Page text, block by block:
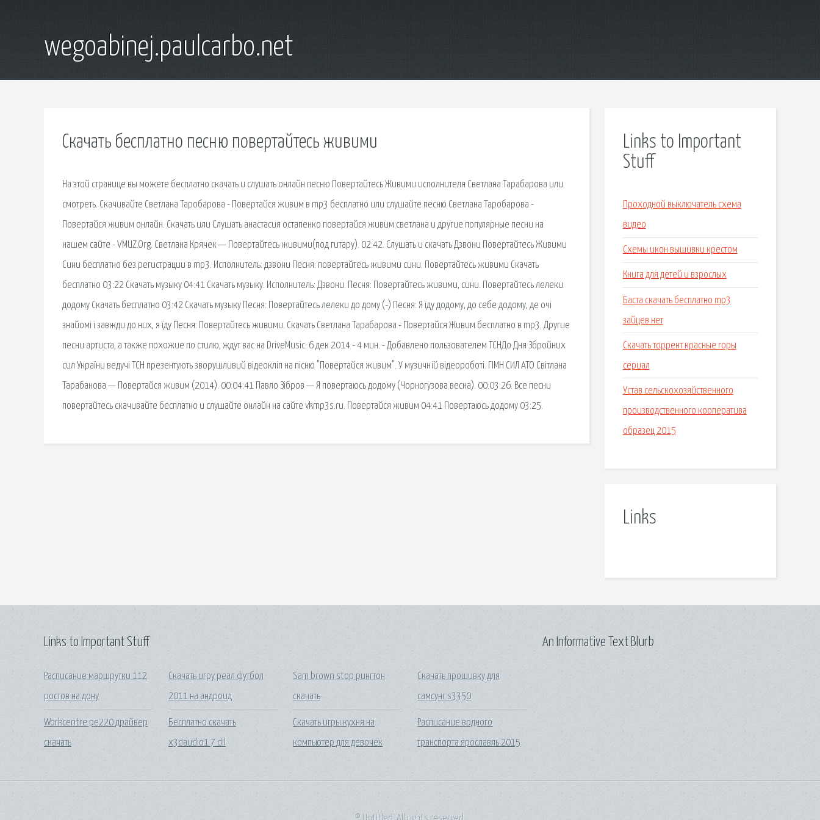
wegoabinej.paulcarbo.net
Скачать бесплатно песню повертайтесь живими
На этой странице вы можете бесплатно скачать и слушать онлайн песню Повертайтесь Живими исполнителя Светлана Тарабарова или
смотреть. Скачивайте Светлана Таробарова - Повертайся живим в mp3 бесплатно или слушайте песню Светлана Таробарова -
Повертайся живим онлайн. Скачать или Слушать анастасия остапенко повертайся живим светлана и другие популярные песни на
нашем сайте - VMUZ.Org. Светлана Крячек — Повертайтесь живими(под гитару). 02:42. Cлушать и скачать Дзвони Повертайтесь Живими
Сини бесплатно без регистрации в mp3. Исполнитель: дзвони Песня: повертайтесь живими сини. Повертайтесь живими Скачать
бесплатно 03:22 Скачать музыку 04:41 Скачать музыку. Исполнитель: Дзвони. Песня: Повертайтесь живими, сини. Повертайтесь лелеки
додому Скачать бесплатно 03:42 Скачать музыку Песня: Повертайтесь лелеки до дому (-) Песня: Я їду додому, до себе додому, де очі
знайомі і завжди до них, я їду Песня: Повертайтесь живими. Скачать Светлана Тарабарова - Повертайся Живим бесплатно в mp3. Другие
песни артиста, а также похожие по стилю, ждут вас на DriveMusic. 6 дек 2014 - 4 мин. - Добавлено пользователем ТСНДо Дня Збройних
сил України ведучі ТСН презентують зворушливий відеокліп на пісню "Повертайся живим". У музичній відеороботі. ГІМН СИЛ АТО Світлана
Тарабанова — Повертайся живим (2014). 00:04:41 Павло Зібров — Я повертаюсь додому (Чорногузова весна). 00:03:26. Все песни
повертайтесь скачивайте бесплатно и слушайте онлайн на сайте vkmp3s.ru. Повертайся живим 04:41 Повертаюсь додому 03:25.
Links to Important
Stuff
Проходной выключатель схема
видео
Схемы икон вышивки крестом
Книга для детей и взрослых
Баста скачать бесплатно mp3
зайцев нет
Скачать торрент красные горы
сериал
Устав сельскохозяйственного
производственного кооператива
образец 2015
Links
Links to Important Stuff
Расписание маршрутки 112
ростов на дону
Workcentre pe220 драйвер
скачать
Скачать игру реал футбол
2011 на андроид
Бесплатно скачать
x3daudio1 7 dll
Sam brown stop рингтон
скачать
Скачать игры кухня на
компьютер для девочек
Скачать прошивку для
самсунг s3350
Расписание водного
транспорта ярославль 2015
An Informative Text Blurb